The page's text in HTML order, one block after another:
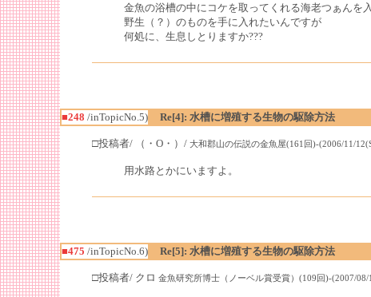
金魚の浴槽の中にコケを取ってくれる海老つぁんを
野生（？）のものを手に入れたいんですが
何処に、生息しとりますか???
■248 /inTopicNo.5) Re[4]: 水槽に増殖する生物の駆除方法
□投稿者/ （・O・）/ 大和郡山の伝説の金魚屋(161回)-(2006/11/
用水路とかにいますよ。
■475 /inTopicNo.6) Re[5]: 水槽に増殖する生物の駆除方法
□投稿者/ クロ 金魚研究所博士（ノーベル賞受賞）(109回)-(2007/08/